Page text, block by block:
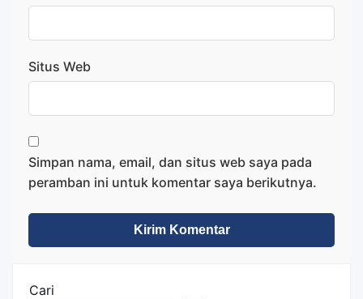
Situs Web
Simpan nama, email, dan situs web saya pada
peramban ini untuk komentar saya berikutnya.
Cari